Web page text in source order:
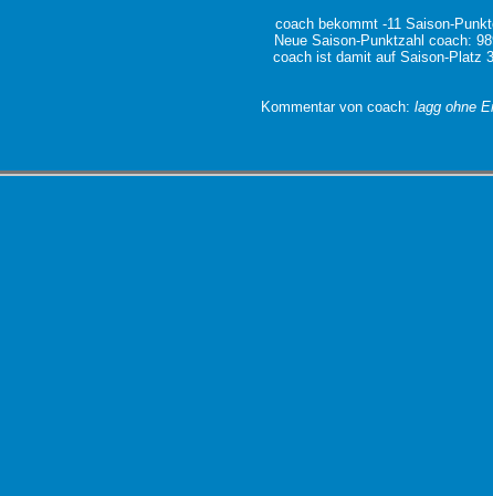
coach bekommt -11 Saison-
Neue Saison-Punktzahl coach:
coach ist damit auf Saison-Platz
Kommentar von coach: lagg ohne